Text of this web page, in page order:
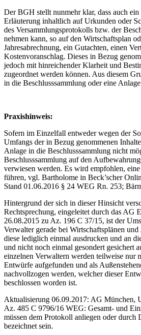
Der BGH stellt nunmehr klar, dass auch ein
Erläuterung inhaltlich auf Urkunden oder
des Versammlungsprotokolls bzw. der
nehmen kann, so auf den Wirtschaftsplan
Jahresabrechnung, ein Gutachten, einen
Kostenvoranschlag. Dieses in Bezug
jedoch mit hinreichender Klarheit und
zugeordnet werden können. Aus diesem
in die Beschlusssammlung oder eine
Praxishinweis:
Sofern im Einzelfall entweder wegen der
Umfangs der in Bezug genommenen
Anlage in die Beschlusssammlung nicht
Beschlusssammlung auf den
verwiesen werden. Es wird empfohlen,
führen, vgl. Bartholome in Beck’scher
Stand 01.06.2016 § 24 WEG Rn. 253;
Hintergrund der sich in dieser Hinsicht
Rechtsprechung, eingeleitet durch das AG
26.08.2015 zu Az. 196 C 37/15, ist der
Verwalter gerade bei Wirtschaftsplänen und
diese lediglich einmal ausdrucken und an
und nicht noch einmal gesondert gesichert
einzelnen Verwaltern werden teilweise nur
Entwürfe aufgefunden und als
nachvollzogen werden, welcher dieser
beschlossen worden ist.
Aktualisierung 06.09.2017: AG München,
Az. 485 C 9796/16 WEG: Gesamt- und
müssen dem Protokoll anliegen oder durch
bezeichnet sein.